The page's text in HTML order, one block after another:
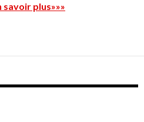
savoir plus»»»